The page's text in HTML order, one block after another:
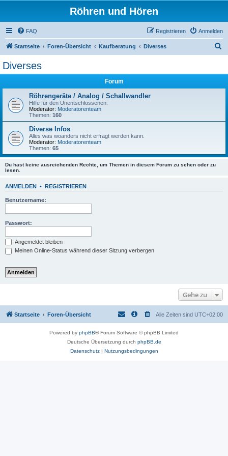
Röhren und Hören
FAQ Anmelden
Registrieren
Startseite Foren-Übersicht Kaufberatung Diverses
Diverses
Forum
Röhrengeräte / Analog / Schallwandler
Hilfe für den Unentschlossenen.
Moderator: Moderatorenteam
Themen: 160
Diverse Infos
Alles was woanders nicht erfragt werden kann.
Moderator: Moderatorenteam
Themen: 65
Du hast keine ausreichenden Rechte, um Themen in diesem Forum zu sehen oder zu
lesen.
ANMELDEN • REGISTRIEREN
Benutzername:
Passwort:
Angemeldet bleiben
Meinen Online-Status während dieser Sitzung verbergen
Gehe zu
Startseite Foren-Übersicht Alle Zeiten sind UTC+02:00
Powered by phpBB® Forum Software © phpBB Limited
Deutsche Übersetzung durch phpBB.de
Datenschutz| Nutzungsbedingungen